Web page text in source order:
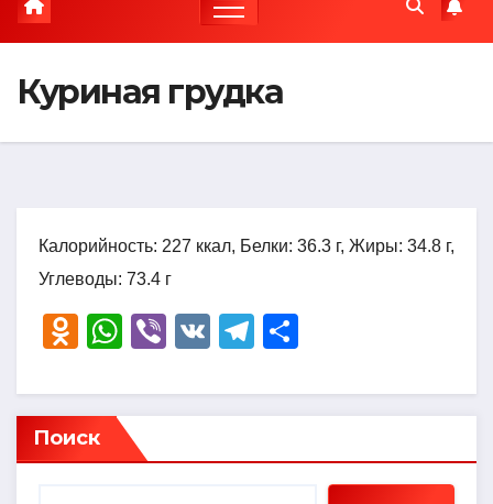
Куриная грудка
Калорийность: 227 ккал, Белки: 36.3 г, Жиры: 34.8 г,
Углеводы: 73.4 г
O
n
o
kl
W
at
s
A
Vi
er
V
T
e
a
р
в
Поиск